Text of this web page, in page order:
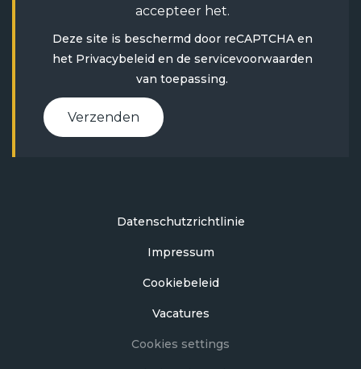
accepteer het.
Deze site is beschermd door reCAPTCHA en
het Privacybeleiden de servicevoorwaarden
van toepassing.
Verzenden
Datenschutzrichtlinie
Impressum
Cookiebeleid
Vacatures
Cookies settings